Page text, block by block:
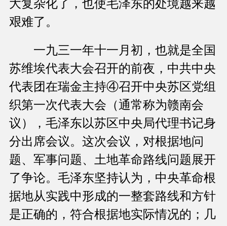
大复杂化了，也使毛泽东的处境越来越
艰难了。
一九三一年十一月初，也就是全国
苏维埃代表大会召开的前夜，中共中央
代表团在瑞金主持④召开中央苏区党组
织第一次代表大会（通常称为赣南会
议），毛泽东以苏区中央局代理书记身
分出席会议。这次会议，对根据地问
题、军事问题、土地革命路线问题展开
了争论。毛泽东坚持认为，中央革命根
据地从实践中形成的一整套路线和方针
是正确的，符合根据地实际情况的；几